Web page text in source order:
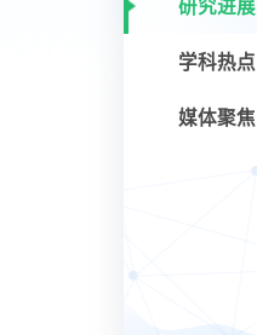
学科热点
媒体聚焦